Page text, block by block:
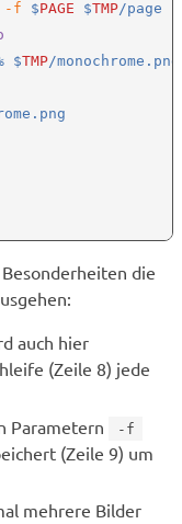
-f $PAGE $TMP/page
$TMP/monochrome.png
die
auch hier
(Zeile 8) jede
Parametern -f
(Zeile 9) um
mehrere Bilder